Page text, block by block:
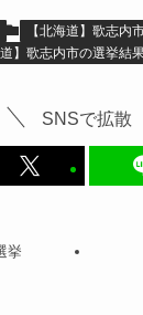
【北海道】歌志内
道】歌志内市の選挙結
SNSで拡散
挙